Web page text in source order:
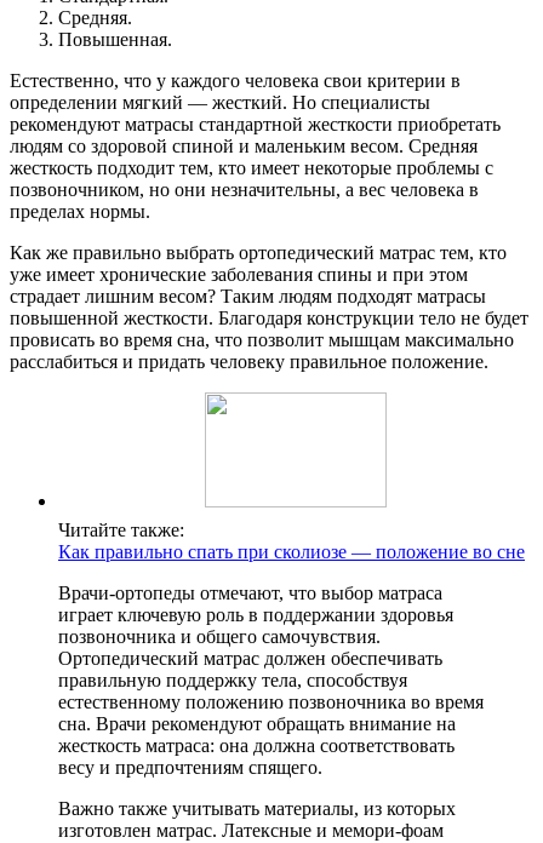
Средняя.
Повышенная.
Естественно, что у каждого человека свои критерии в
определении мягкий — жесткий. Но специалисты
рекомендуют матрасы стандартной жесткости приобретать
людям со здоровой спиной и маленьким весом. Средняя
жесткость подходит тем, кто имеет некоторые проблемы с
позвоночником, но они незначительны, а вес человека в
пределах нормы.
Как же правильно выбрать ортопедический матрас тем, кто
уже имеет хронические заболевания спины и при этом
страдает лишним весом? Таким людям подходят матрасы
повышенной жесткости. Благодаря конструкции тело не будет
провисать во время сна, что позволит мышцам максимально
расслабиться и придать человеку правильное положение.
Читайте также:
Как правильно спать при сколиозе — положение во сне
Врачи-ортопеды отмечают, что выбор матраса
играет ключевую роль в поддержании здоровья
позвоночника и общего самочувствия.
Ортопедический матрас должен обеспечивать
правильную поддержку тела, способствуя
естественному положению позвоночника во время
сна. Врачи рекомендуют обращать внимание на
жесткость матраса: она должна соответствовать
весу и предпочтениям спящего.
Важно также учитывать материалы, из которых
изготовлен матрас. Латексные и мемори-фоам